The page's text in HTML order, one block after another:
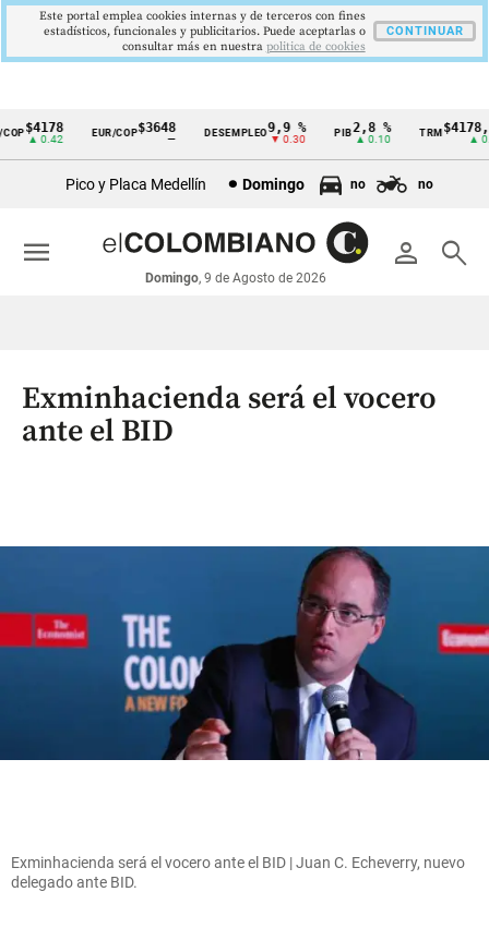
Cintillo
económicos
Colombia
$4178
▲ 0.42
EUR/COP$3648 DESEMPLEO 9,9 %
▼ 0.30
PIB2,8 %
▲ 0.10
TRM $4178,23
▲ 0.42
Pico y Placa Medellín Domingo no no
person search
Domingo, 9 de Agosto de 2026
menu
Exminhacienda será el vocero
ante el BID
Exminhacienda será el vocero ante el BID | Juan C. Echeverry, nuevo
delegado ante BID.
Este portal emplea cookies internas y de terceros con fines
estadísticos, funcionales y publicitarios. Puede aceptarlas o
consultar más en nuestra politica de cookies
CONTINUAR